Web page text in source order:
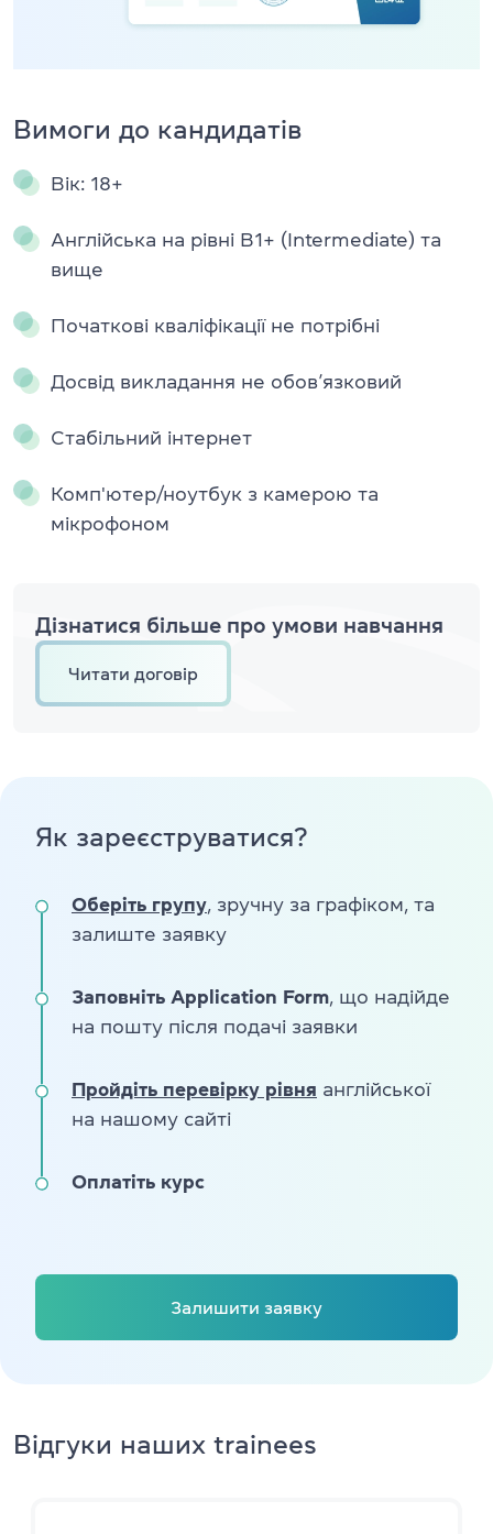
Вимоги до кандидатів
Вік: 18+
Англійська на рівні B1+ (Intermediate) та
вище
Початкові кваліфікації не потрібні
Досвід викладання не обов’язковий
Стабільний інтернет
Комп'ютер/ноутбук з камерою та
мікрофоном
Дізнатися більше про умови навчання
Читати договір
Як зареєструватися?
Оберіть групу, зручну за графіком, та
залиште заявку
Заповніть Application Form, що надійде
на пошту після подачі заявки
Пройдіть перевірку рівня англійської
на нашому сайті
Оплатіть курс
Залишити заявку
Відгуки наших trainees